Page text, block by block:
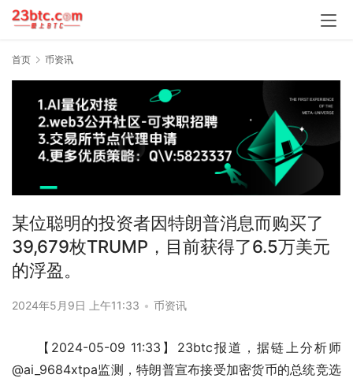
首页 币资讯
某位聪明的投资者因特朗普消息而购买了
39,679枚TRUMP，目前获得了6.5万美元
的浮盈。
2024年5月9日 上午11:33 • 币资讯
【2024-05-09 11:33】23btc报道，据链上分析师
@ai_9684xtpa监测，特朗普宣布接受加密货币的总统竞选